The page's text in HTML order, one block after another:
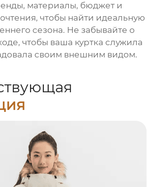
материалы, бюджет и
чтобы найти идеальную
сезона. Не забывайте о
чтобы ваша куртка служила
своим внешним видом.